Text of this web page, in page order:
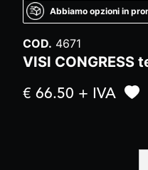
Abbiamo opzioni in
COD. 4671
VISI CONGRESS
€ 66.50 + IVA